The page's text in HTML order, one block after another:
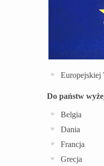
Europejskiej
Do państw
Belgia
Dania
Francja
Grecja